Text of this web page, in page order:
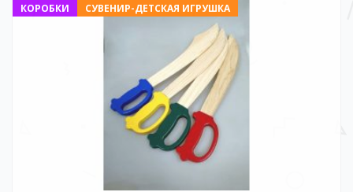
СУВЕНИР-ДЕТСКАЯ ИГРУШКА
КОРОБКИ